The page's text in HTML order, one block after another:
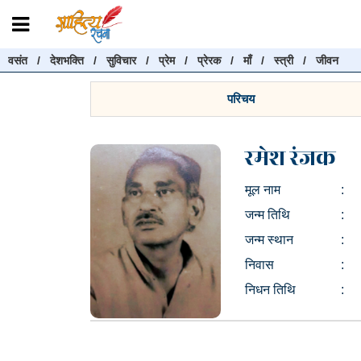
वसंत/देशभक्ति/सुविचार/प्रेम/प्रेरक/माँ/स्त्री/जीवन
परिचय
रमेश रंजक
मूल नाम
:
जन्म तिथि
:
जन्म स्थान
:
निवास
:
निधन तिथि
:
रचनाएँ खोजें
रचनाएँ खोजने के लिए नीचे दी गई बॉक्स में हिन्दी में लिखें और "खोजें"